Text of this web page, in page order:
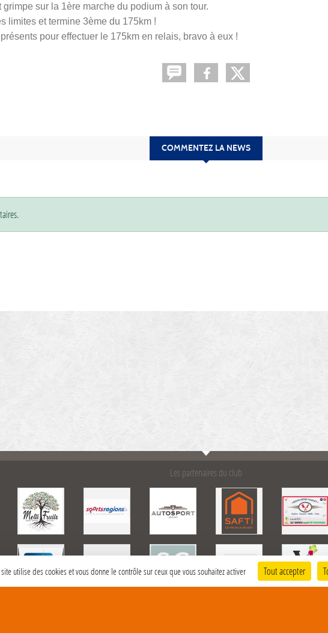
sur la 1ère marche du podium à son tour.
limites et termine 3ème du 175km !
pour effectuer le 175km en relais, bravo à eux !
COMMENTEZ LA NEWS
Les partenaires du club
site utilise des cookies et vous donne le contrôle sur ceux que vous souhaitez activer Tout accepter